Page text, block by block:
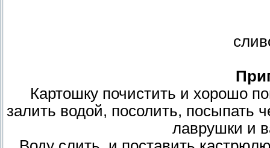
Картошку почистить и хорошо
залить водой, посолить,
лаврушки и